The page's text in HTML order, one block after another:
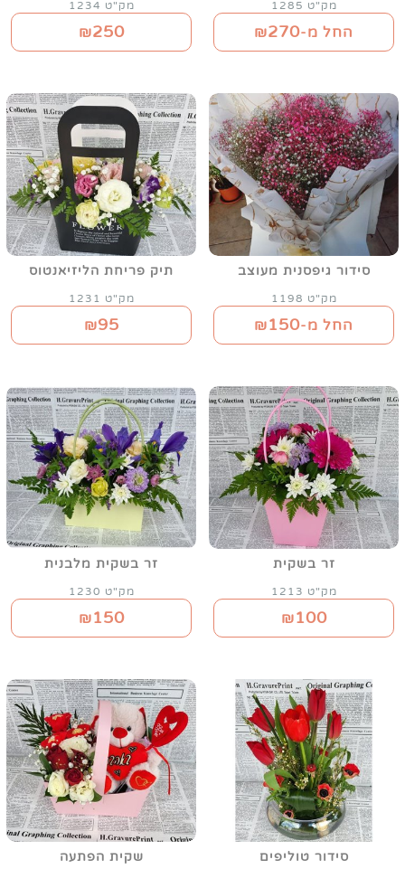
מק"ט 1285
החל מ-₪270
מק"ט 1234
₪250
סידור גיפסנית מעוצב
מק"ט 1198
החל מ-₪150
תיק פריחת הליזיאנטוס
מק"ט 1231
₪95
זר בשקית
מק"ט 1213
₪100
זר בשקית מלבנית
מק"ט 1230
₪150
סידור טוליפים שקית הפתעה